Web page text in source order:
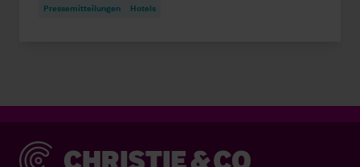
Pressemitteilungen Hotels
Christie & Co